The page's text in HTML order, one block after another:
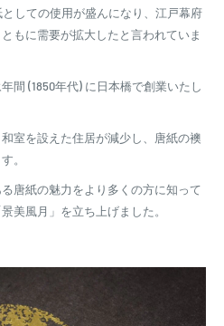
しての使用が盛んになり、江戸幕府
もに需要が拡大したと言われていま
間 (1850年代) に日本橋で創業いたし
室を設えた住居が減少し、唐紙の襖
。
唐紙の魅力をより多くの方に知って
美風月」を立ち上げました。